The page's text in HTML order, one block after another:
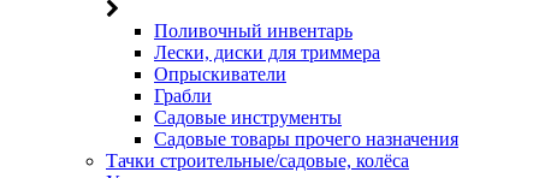
Поливочный инвентарь
Лески, диски для триммера
Опрыскиватели
Грабли
Садовые инструменты
Садовые товары прочего назначения
Тачки строительные/садовые, колёса